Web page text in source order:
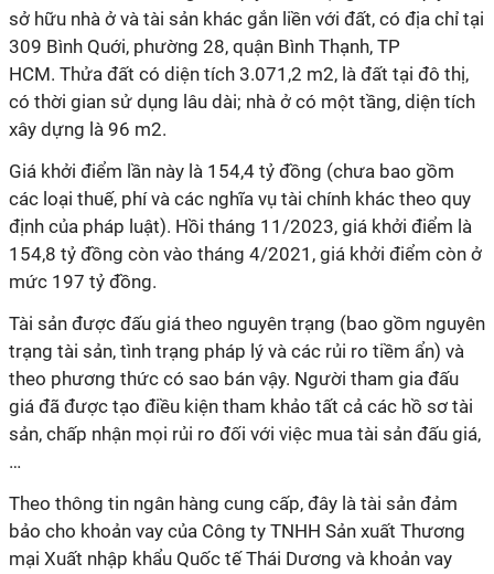
sở hữu nhà ở và tài sản khác gắn liền với đất, có địa chỉ tại
309 Bình Quới, phường 28, quận Bình Thạnh, TP
HCM. Thửa đất có diện tích 3.071,2 m2, là đất tại đô thị,
có thời gian sử dụng lâu dài; nhà ở có một tầng, diện tích
xây dựng là 96 m2.
Giá khởi điểm lần này là 154,4 tỷ đồng (chưa bao gồm
các loại thuế, phí và các nghĩa vụ tài chính khác theo quy
định của pháp luật). Hồi tháng 11/2023, giá khởi điểm là
154,8 tỷ đồng còn vào tháng 4/2021, giá khởi điểm còn ở
mức 197 tỷ đồng.
Tài sản được đấu giá theo nguyên trạng (bao gồm nguyên
trạng tài sản, tình trạng pháp lý và các rủi ro tiềm ẩn) và
theo phương thức có sao bán vậy. Người tham gia đấu
giá đã được tạo điều kiện tham khảo tất cả các hồ sơ tài
sản, chấp nhận mọi rủi ro đối với việc mua tài sản đấu giá,
…
Theo thông tin ngân hàng cung cấp, đây là tài sản đảm
bảo cho khoản vay của Công ty TNHH Sản xuất Thương
mại Xuất nhập khẩu Quốc tế Thái Dương và khoản vay